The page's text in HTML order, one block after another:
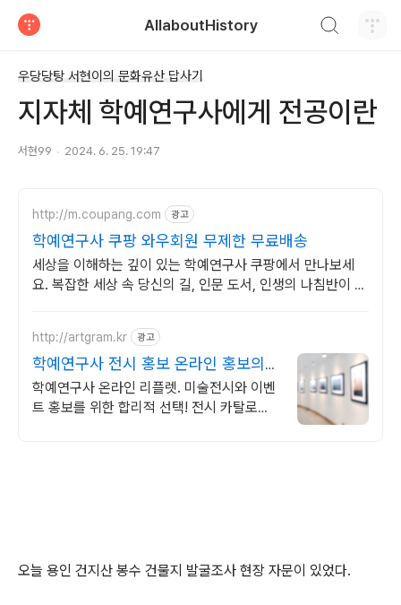
AllaboutHistory
우당당탕 서현이의 문화유산 답사기
지자체 학예연구사에게 전공이란
서현99 2024. 6. 25. 19:47
http://m.coupang.com 광고
학예연구사 쿠팡 와우회원 무제한 무료배송
세상을 이해하는 깊이 있는 학예연구사 쿠팡에서 만나보세
요. 복잡한 세상 속 당신의 길, 인문 도서, 인생의 나침반이 됩
http://artgram.kr 광고
학예연구사 전시 홍보 온라인 홍보의
시작
학예연구사 온라인 리플렛. 미술전시와 이벤
트 홍보를 위한 합리적 선택! 전시 카탈로그.
오늘 용인 건지산 봉수 건물지 발굴조사 현장 자문이 있었다.